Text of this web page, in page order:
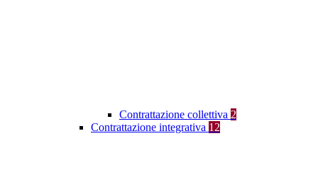
Contrattazione collettiva 2
Contrattazione integrativa 12